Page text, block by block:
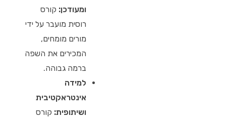
ומעודכן: קורס
רוסית מועבר על ידי
מורים מומחים,
המכירים את השפה
ברמה גבוהה.
למידה
אינטראקטיבית
ושיתופית: קורס